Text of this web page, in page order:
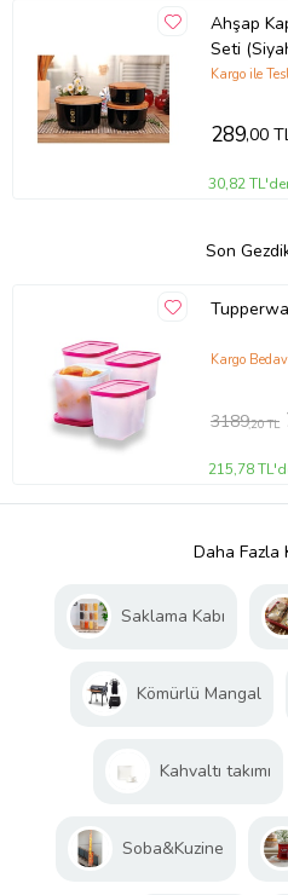
Ahşap Kapaklı 3 lü
Seti
Kargo ile
289,00
30,82
Son
Kargo
3189,20 TL
215,78
Daha Fazla
Saklama Kabı
Kömürlü Mangal
Kahvaltı takımı
Soba&Kuzine